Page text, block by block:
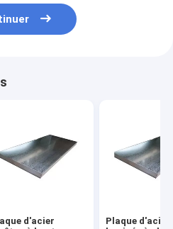
d'acier
Plaque d'acier